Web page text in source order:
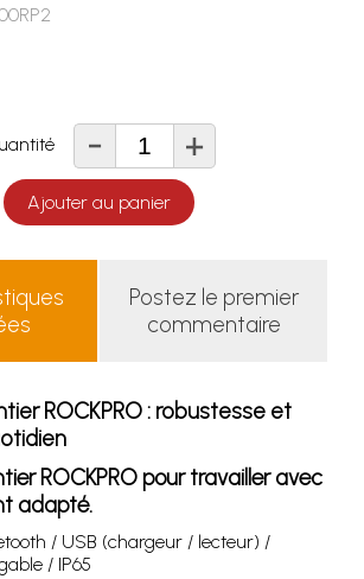
- +
Ajouter au panier
Postez le premier
commentaire
ROCKPRO : robustesse et
ROCKPRO pour travailler avec
adapté.
/ USB (chargeur / lecteur) /
/ IP65